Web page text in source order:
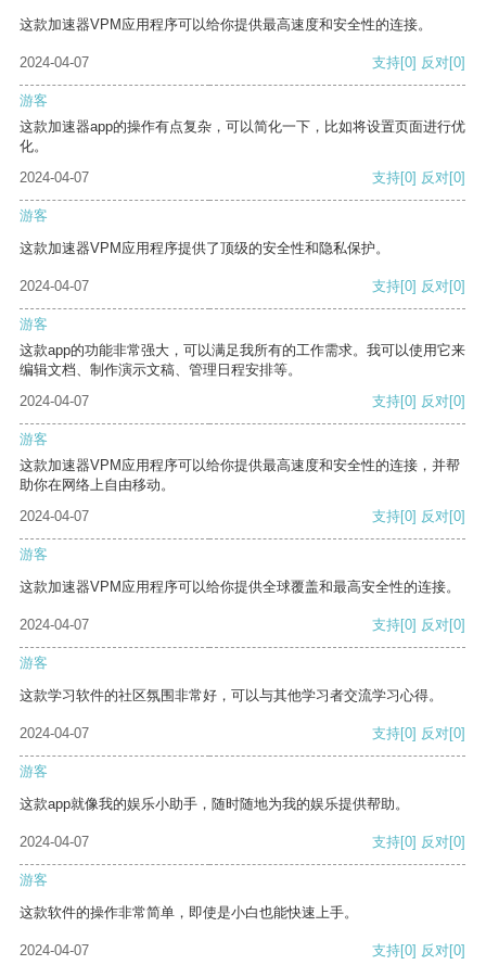
这款加速器VPM应用程序可以给你提供最高速度和安全性的连接。
2024-04-07 支持[0] 反对[0]
游客
这款加速器app的操作有点复杂，可以简化一下，比如将设置页面进行优
化。
2024-04-07
支持[0] 反对[0]
游客
这款加速器VPM应用程序提供了顶级的安全性和隐私保护。
2024-04-07 支持[0] 反对[0]
游客
这款app的功能非常强大，可以满足我所有的工作需求。我可以使用它来
编辑文档、制作演示文稿、管理日程安排等。
2024-04-07
支持[0] 反对[0]
游客
这款加速器VPM应用程序可以给你提供最高速度和安全性的连接，并帮
助你在网络上自由移动。
2024-04-07
支持[0] 反对[0]
游客
这款加速器VPM应用程序可以给你提供全球覆盖和最高安全性的连接。
2024-04-07 支持[0] 反对[0]
游客
这款学习软件的社区氛围非常好，可以与其他学习者交流学习心得。
2024-04-07 支持[0] 反对[0]
游客
这款app就像我的娱乐小助手，随时随地为我的娱乐提供帮助。
2024-04-07 支持[0] 反对[0]
游客
这款软件的操作非常简单，即使是小白也能快速上手。
2024-04-07 支持[0] 反对[0]